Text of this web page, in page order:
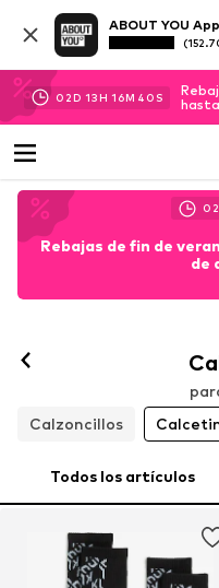
ABOUT YOU App
02D 13H 16M 39 S
02
Rebajas de fin de
de
Calzoncillos
Todos los artículos